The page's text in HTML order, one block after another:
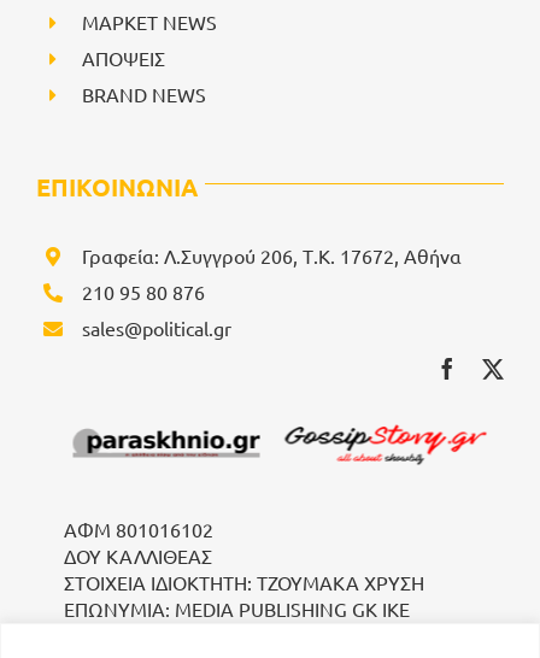
ΜΑΡΚΕΤ NEWS
ΑΠΟΨΕΙΣ
BRAND NEWS
ΕΠΙΚΟΙΝΩΝΙΑ
Γραφεία: Λ.Συγγρού 206, Τ.Κ. 17672, Αθήνα
210 95 80 876
sales@political.gr
ΑΦΜ 801016102
ΔΟΥ ΚΑΛΛΙΘΕΑΣ
ΣΤΟΙΧΕΙΑ ΙΔΙΟΚΤΗΤΗ: ΤΖΟΥΜΑΚΑ ΧΡΥΣΗ
ΕΠΩΝΥΜΙΑ: MEDIA PUBLISHING GK IKE